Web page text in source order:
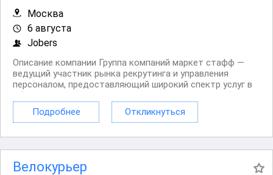
Москва
6 августа
Jobers
Описание компании Группа компаний маркет стафф —
ведущий участник рынка рекрутинга и управления
персоналом, предоставляющий широкий спектр услуг в
области найма и аттестации сотрудников. Мы работаем
с крупнейшими компаниями и помогаем им находить
лучших специалистов, создавая команды, способные...
Подробнее Откликнуться
Велокурьер